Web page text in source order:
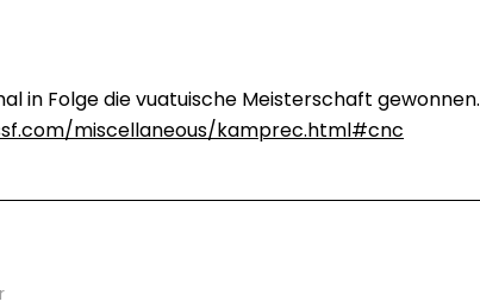
in Folge die vuatuische Meisterschaft gewonnen.
miscellaneous/kamprec.html#cnc